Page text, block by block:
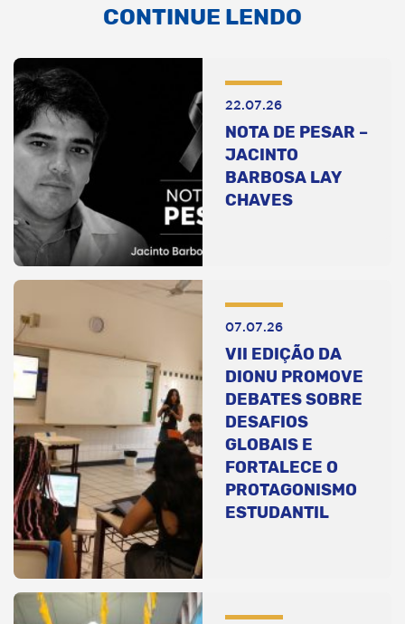
CONTINUE LENDO
22.07.26
NOTA DE PESAR –
JACINTO
BARBOSA LAY
CHAVES
07.07.26
VII EDIÇÃO DA
DIONU PROMOVE
DEBATES SOBRE
DESAFIOS
GLOBAIS E
FORTALECE O
PROTAGONISMO
ESTUDANTIL